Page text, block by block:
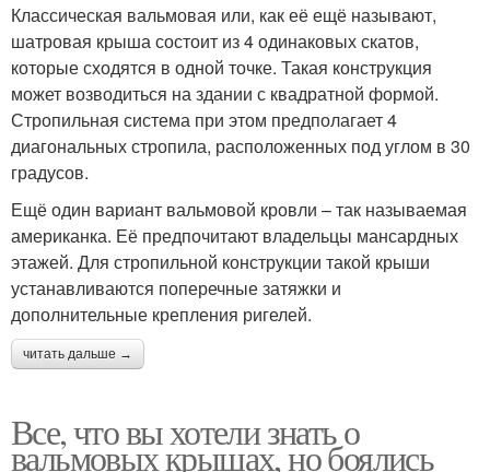
Классическая вальмовая или, как её ещё называют,
шатровая крыша состоит из 4 одинаковых скатов,
которые сходятся в одной точке. Такая конструкция
может возводиться на здании с квадратной формой.
Стропильная система при этом предполагает 4
диагональных стропила, расположенных под углом в 30
градусов.
Ещё один вариант вальмовой кровли – так называемая
американка. Её предпочитают владельцы мансардных
этажей. Для стропильной конструкции такой крыши
устанавливаются поперечные затяжки и
дополнительные крепления ригелей.
читать дальше →
Все, что вы хотели знать о
вальмовых крышах, но боялись